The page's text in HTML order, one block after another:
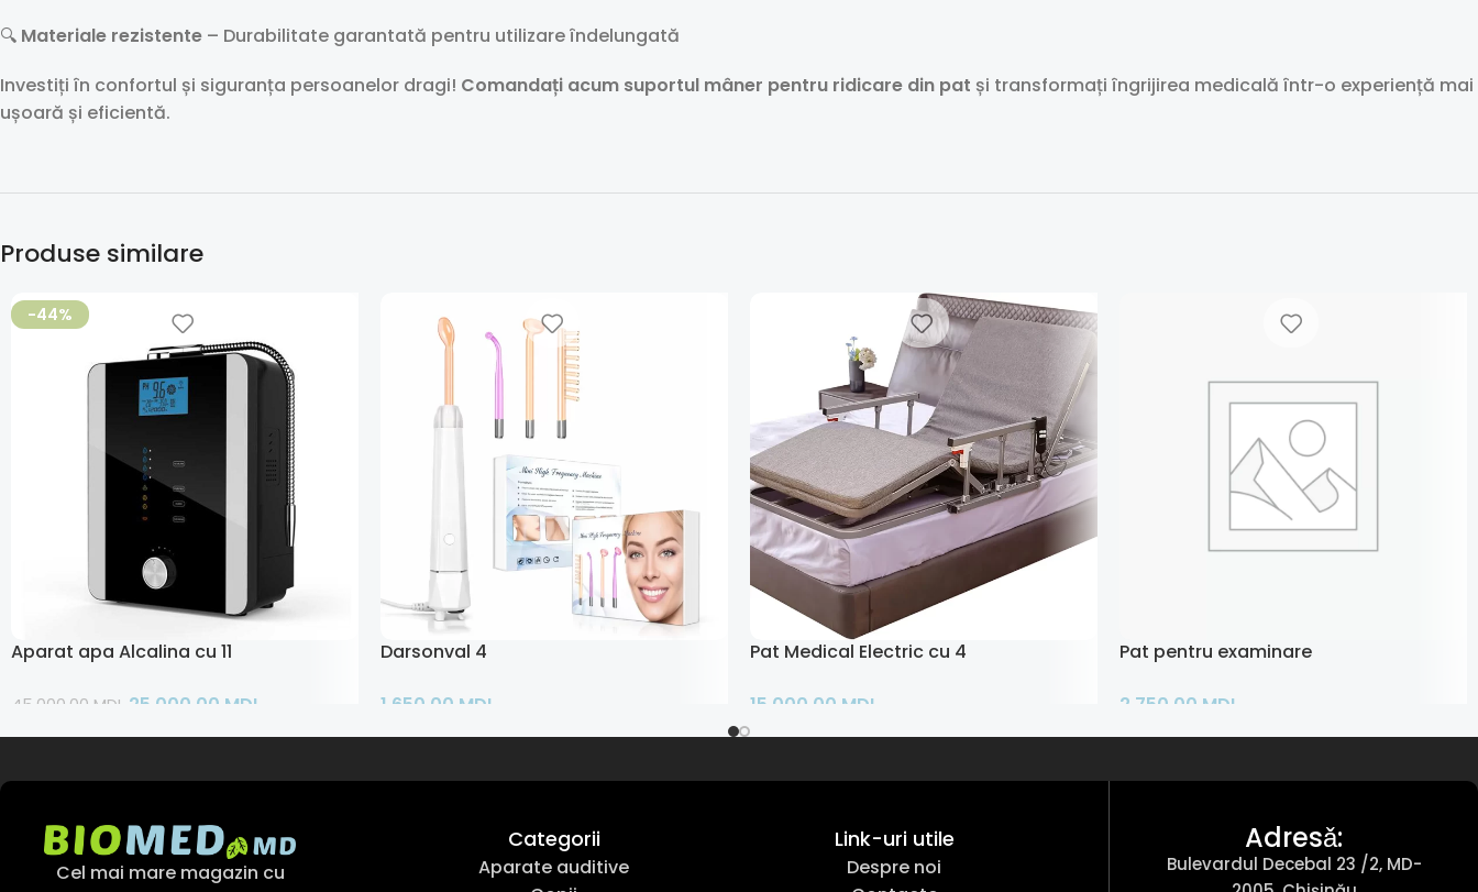
🔍 Materiale rezistente – Durabilitate garantată pentru utilizare îndelungată
Investiți în confortul și siguranța persoanelor dragi! Comandați acum suportul mâner pentru ridicare din pat și transformați îngrijirea medicală într-o experiență mai
ușoară și eficientă.
Produse similare
-44%
Aparat apa Alcalina cu 11 placi Kangen
45.000,00 MDL 25.000,00 MDL
Adaugă În Coș
Darsonval 4
1.650,00 MDL
Adaugă În Coș
Pat Medical Electric cu 4 functii
15.000,00 MDL
Adaugă În Coș
Pat pentru examinare
2.750,00 MDL
Adaugă În Coș
Cel mai mare magazin cu
Categorii
Aparate auditive
Link-uri utile
Despre noi
Adresǎ:
Bulevardul Decebal 23 /2, MD-